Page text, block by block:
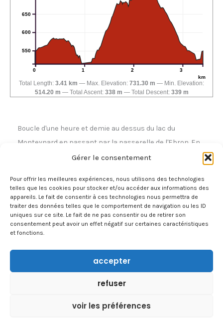
Gérer le consentement
Pour offrir les meilleures expériences, nous utilisons des technologies
telles que les cookies pour stocker et/ou accéder aux informations des
appareils. Le fait de consentir à ces technologies nous permettra de
traiter des données telles que le comportement de navigation ou les ID
uniques sur ce site. Le fait de ne pas consentir ou de retirer son
consentement peut avoir un effet négatif sur certaines caractéristiques
et fonctions.
accepter
refuser
voir les préférences
0 1 2 3
km
550
600
650
Total Length: 3.41 km Max. Elevation: 731.30 m
Min. Elevation:
514.20 m
Total Ascent: 338 m Total Descent: 339 m
Boucle d'une heure et demie au dessus du lac du
Monteynard en passant par la passerelle de l'Ebron. En
PRÉCÉDENT SUIVANT
À PROPOS
TRAVAILLER AVEC NOUS